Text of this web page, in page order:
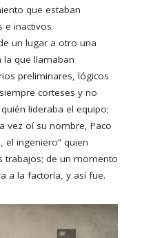
que estaban
e inactivos
un lugar a otro una
que llamaban
preliminares, lógicos
corteses y no
lideraba el equipo;
vez oí su nombre, Paco
el ingeniero” quien
trabajos; de un momento
a la factoría, y así fue.